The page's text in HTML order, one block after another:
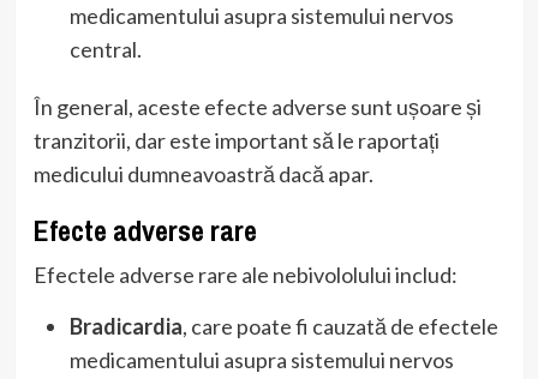
medicamentului asupra sistemului nervos
central.
În general, aceste efecte adverse sunt ușoare și
tranzitorii, dar este important să le raportați
medicului dumneavoastră dacă apar.
Efecte adverse rare
Efectele adverse rare ale nebivololului includ:
Bradicardia, care poate fi cauzată de efectele
medicamentului asupra sistemului nervos